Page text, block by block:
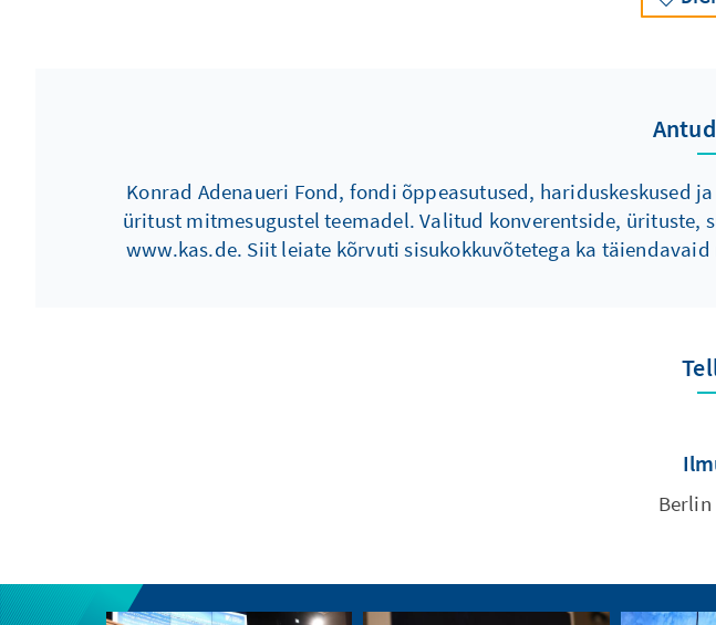
Konrad Adenaueri Fond, fondi õppeasutused,
üritust mitmesugustel teemadel. Valitud konverentside, ürituste,
www.kas.de. Siit leiate kõrvuti sisukokkuvõtetega ka
Berlin